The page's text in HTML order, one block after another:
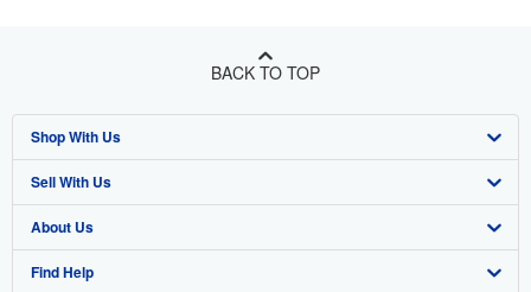
BACK TO TOP
Shop With Us
Advanced Search
Browse Collections
My Account
Sell With Us
Start Selling
Join Our Affiliate Program
About Us
About AbeBooks
Find Help